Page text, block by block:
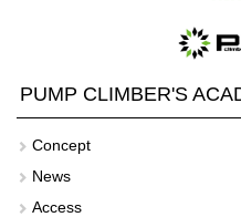
PUMP CLIMBER'S
Concept
News
Access